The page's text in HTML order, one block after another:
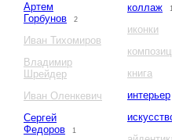
Артем
Горбунов
2
Иван Тихомиров
Владимир
Шрейдер
Иван Оленкевич
Сергей
Федоров
1
коллаж
иконки
книга
интерьер